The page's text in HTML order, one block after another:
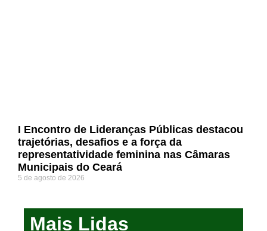
I Encontro de Lideranças Públicas destacou
trajetórias, desafios e a força da
representatividade feminina nas Câmaras
Municipais do Ceará
5 de agosto de 2026
Mais Lidas